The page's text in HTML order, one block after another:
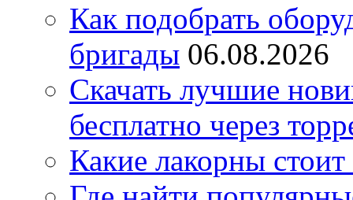
Как подобрать
бригады 06.08.2026
Скачать лучшие
бесплатно через
Какие лакорны стоит